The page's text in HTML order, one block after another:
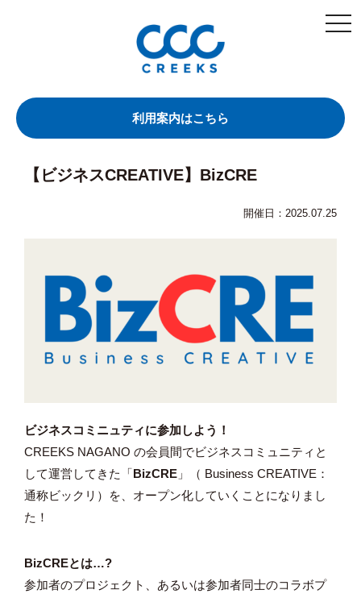
利用案内はこちら
【ビジネスCREATIVE】BizCRE
開催日：2025.07.25
ビジネスコミニュティに参加しよう！
CREEKS NAGANO の会員間でビジネスコミュニティと
して運営してきた「BizCRE 」（ Business CREATIVE ：
通称ビックリ ）を、オープン化していくことになりまし
た！
BizCREとは…?
参加者のプロジェクト、あるいは参加者同士のコラボプ